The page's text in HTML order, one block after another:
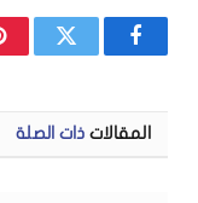
فيسبوكتويتر
المقالات ذات الصلة